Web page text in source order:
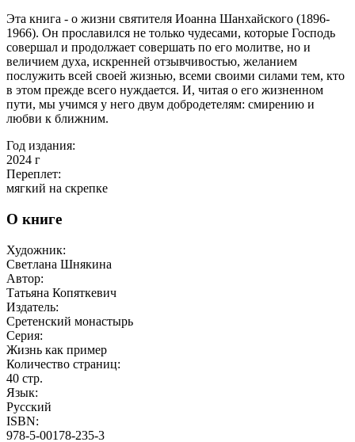
Эта книга - о жизни святителя Иоанна Шанхайского (1896-
1966). Он прославился не только чудесами, которые Господь
совершал и продолжает совершать по его молитве, но и
величием духа, искренней отзывчивостью, желанием
послужить всей своей жизнью, всеми своими силами тем, кто
в этом прежде всего нуждается. И, читая о его жизненном
пути, мы учимся у него двум добродетелям: смирению и
любви к ближним.
Год издания:
2024 г
Переплет:
мягкий на скрепке
О книге
Художник:
Светлана Шнякина
Автор:
Татьяна Копяткевич
Издатель:
Сретенский монастырь
Серия:
Жизнь как пример
Количество страниц:
40 стр.
Язык:
Русский
ISBN:
978-5-00178-235-3